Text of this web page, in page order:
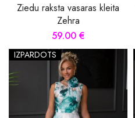
Ziedu raksta vasaras kleita
Zehra
59.00 €
IZPĀRDOTS